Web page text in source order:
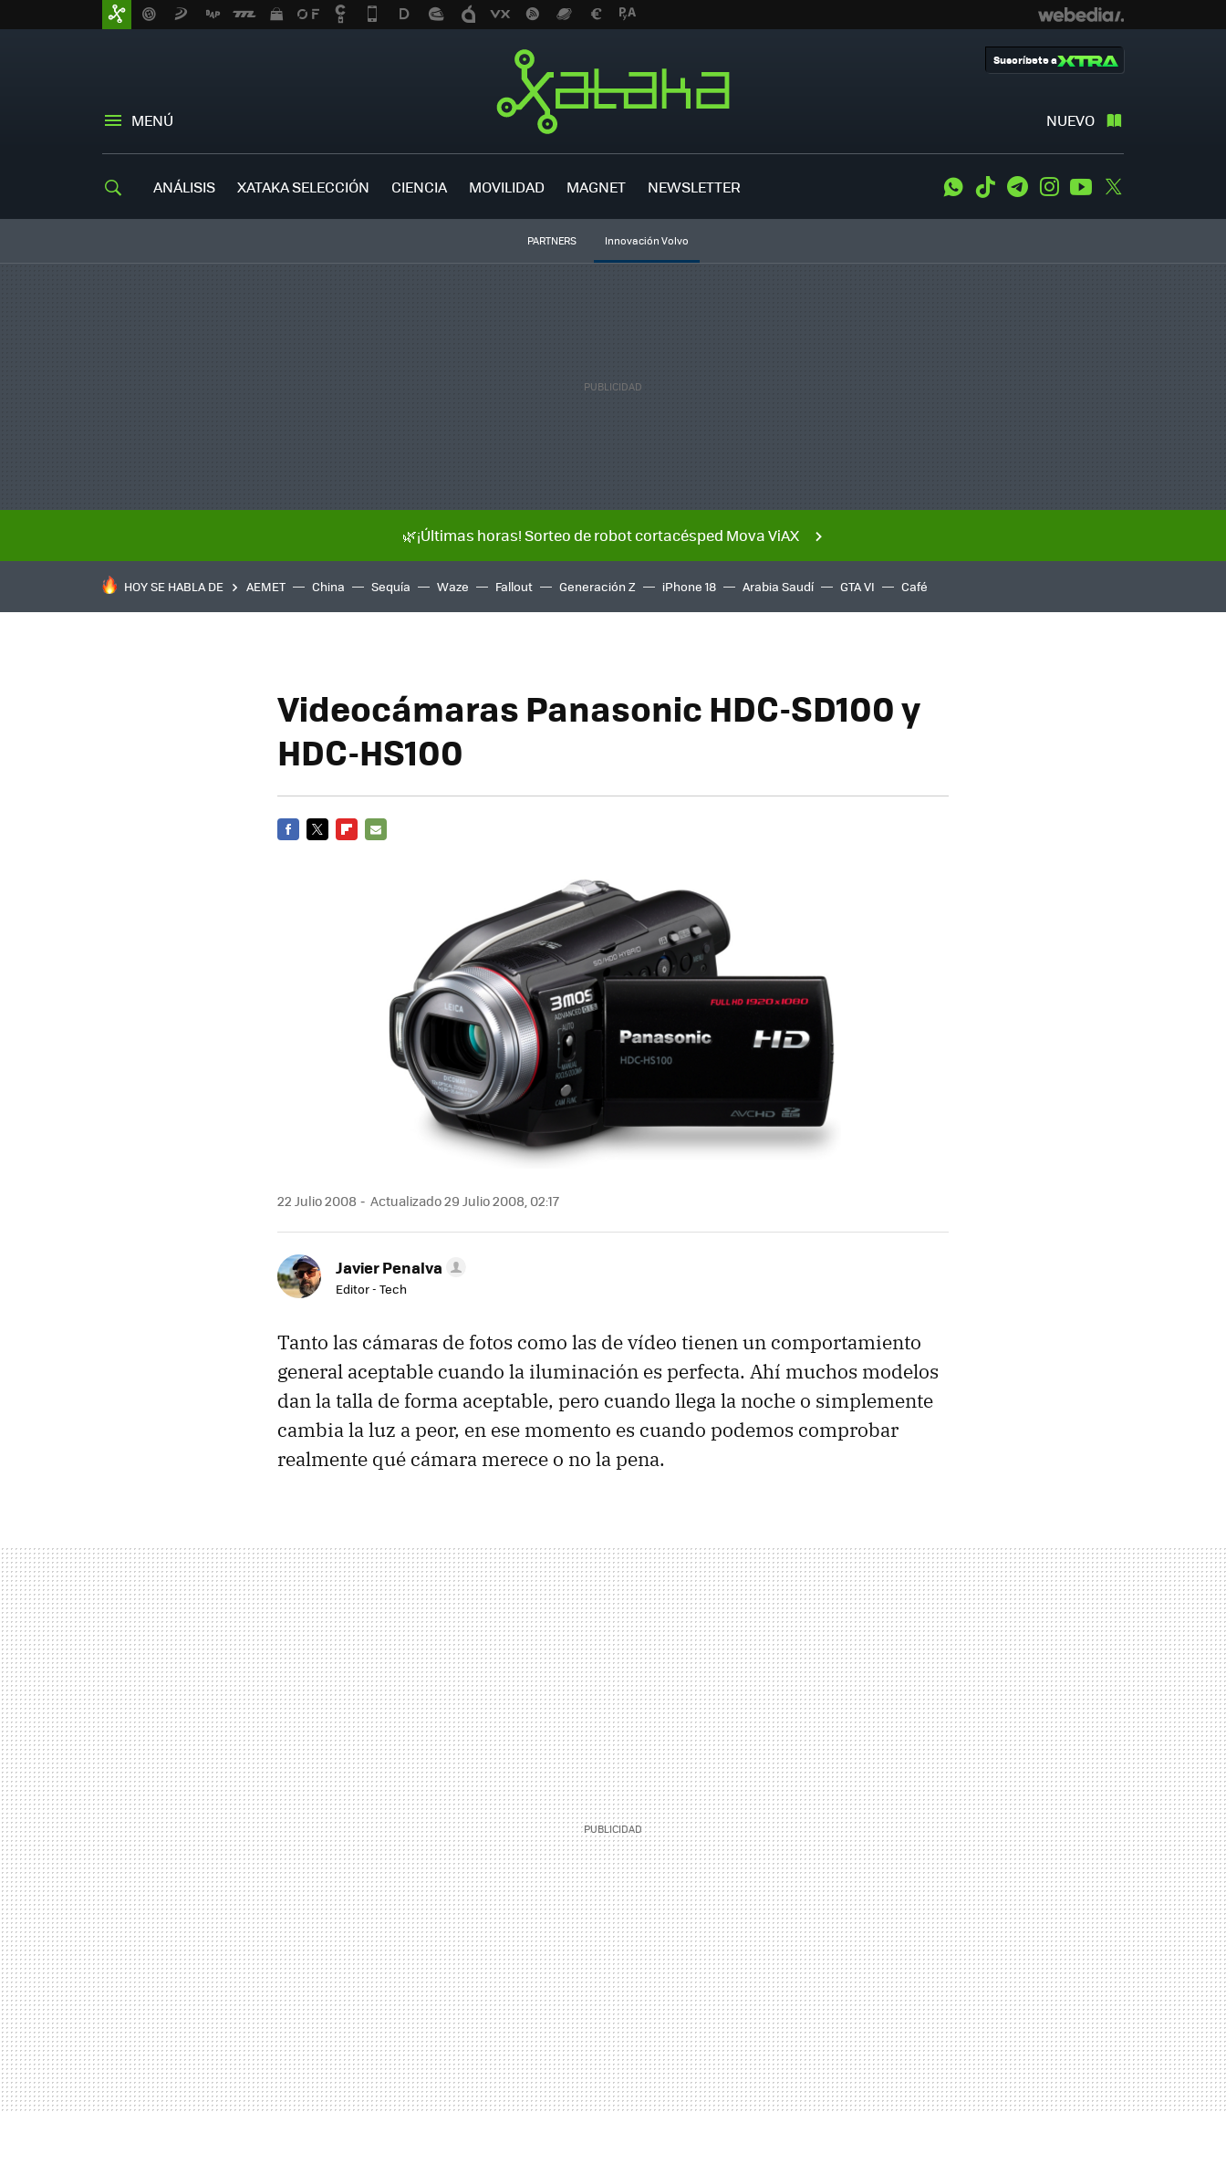
MENÚ NUEVO
Suscríbete a
ANÁLISIS XATAKA SELECCIÓN CIENCIA MOVILIDAD MAGNET NEWSLETTER WhatsApp
Tiktok TelegramInstagramYoutube
PARTNERS Innovación Volvo
🌿¡Últimas horas! Sorteo de robot cortacésped Mova ViAX
HOY SE HABLA DE AEMET China Sequía Waze Fallout Generación Z iPhone 18 Arabia Saudí GTA VI Café
Videocámaras Panasonic HDC-SD100 y
HDC-HS100
22 Julio 2008 Actualizado 29 Julio 2008, 02:17
Javier Penalva
Editor - Tech
Tanto las cámaras de fotos como las de vídeo tienen un comportamiento
general aceptable cuando la iluminación es perfecta. Ahí muchos modelos
dan la talla de forma aceptable, pero cuando llega la noche o simplemente
cambia la luz a peor, en ese momento es cuando podemos comprobar
realmente qué cámara merece o no la pena.